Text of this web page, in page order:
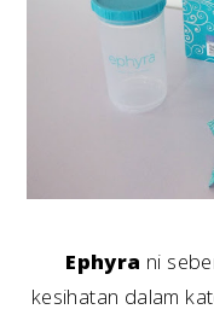
Ephyra ni
kesihatan dalam